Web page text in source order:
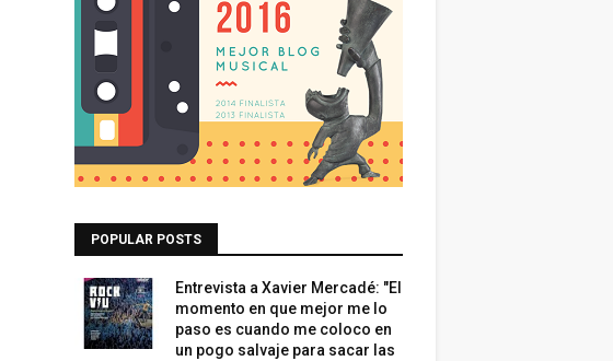
POPULAR POSTS
Entrevista a Xavier Mercadé: "El
momento en que mejor me lo
paso es cuando me coloco en
un pogo salvaje para sacar las